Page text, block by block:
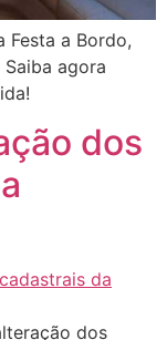
Festa a Bordo,
agora
dos
dos